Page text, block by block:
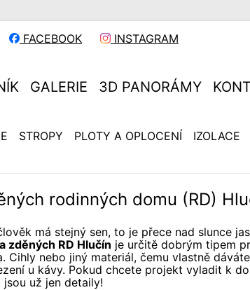
FACEBOOK INSTAGRAM
GALERIE 3D PANORÁMY
STROPY PLOTY A OPLOCENÍ IZOLACE
rodinných domu (RD)
má stejný sen, to je přece nad slunce
zděných RD Hlučín je určitě dobrým tipem
nebo jiný materiál, čemu vlastně
u kávy. Pokud chcete projekt vyladit k
už jen detaily!